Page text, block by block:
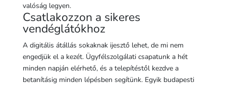
valóság legyen.
Csatlakozzon a sikeres
vendéglátókhoz
A digitális átállás sokaknak ijesztő lehet, de mi nem
engedjük el a kezét. Ügyfélszolgálati csapatunk a hét
minden napján elérhető, és a telepítéstől kezdve a
betanításig minden lépésben segítünk. Egyik budapesti